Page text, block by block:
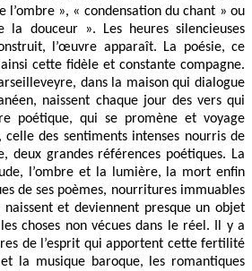
», « condensation du chant » ou
la douceur ». Les heures silencieuses
l’œuvre apparaît. La poésie, ce
cette fidèle et constante compagne.
dans la maison qui dialogue
naissent chaque jour des vers qui
poétique, qui se promène et voyage
des sentiments intenses nourris de
deux grandes références poétiques. La
l’ombre et la lumière, la mort enfin
de ses poèmes, nourritures immuables
naissent et deviennent presque un objet
choses non vécues dans le réel. Il y a
de l’esprit qui apportent cette fertilité
la musique baroque, les romantiques